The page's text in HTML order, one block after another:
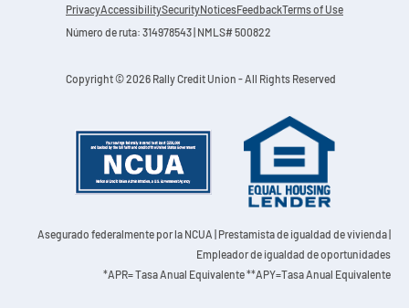
PrivacyAccessibilitySecurityNoticesFeedback Terms of Use
Número de ruta: 314978543 | NMLS# 500822
Copyright © 2026 Rally Credit Union - All Rights Reserved
Asegurado federalmente por la NCUA | Prestamista de igualdad de vivienda |
Empleador de igualdad de oportunidades
*APR= Tasa Anual Equivalente **APY=Tasa Anual Equivalente